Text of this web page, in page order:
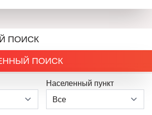
ПОИСК
ПОИСК
Населенный пункт